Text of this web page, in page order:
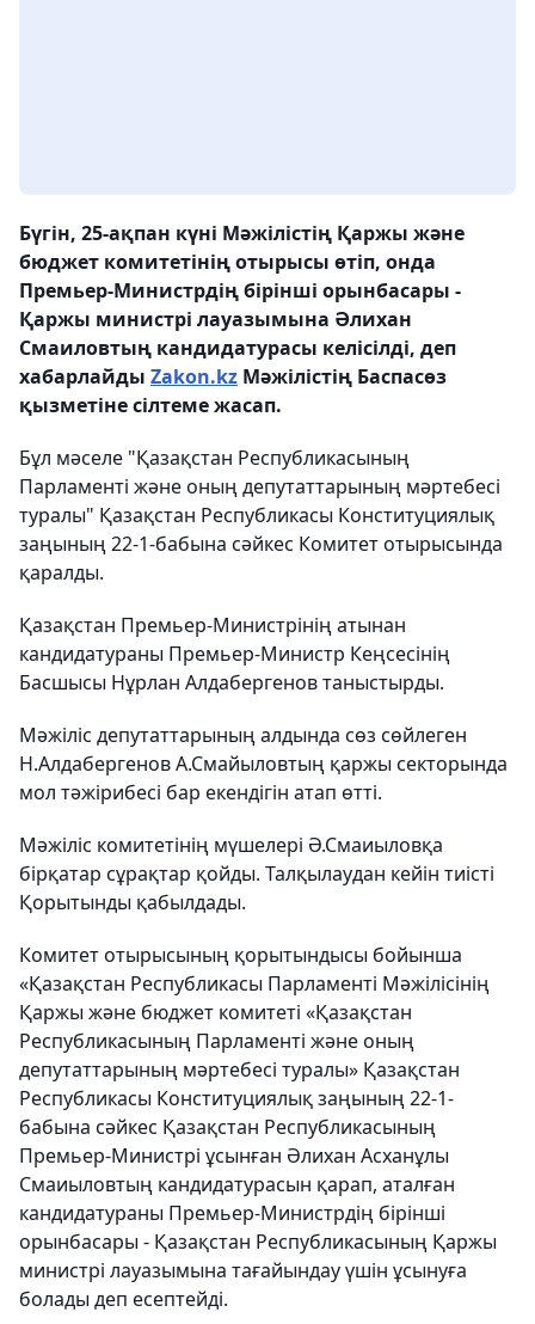
Бүгін, 25-ақпан күні Мәжілістің Қаржы және
бюджет комитетінің отырысы өтіп, онда
Премьер-Министрдің бірінші орынбасары -
Қаржы министрі лауазымына Әлихан
Смаиловтың кандидатурасы келісілді, деп
хабарлайды Zakon.kz Мәжілістің Баспасөз
қызметіне сілтеме жасап.
Бұл мәселе "Қазақстан Республикасының
Парламенті және оның депутаттарының мәртебесі
туралы" Қазақстан Республикасы Конституциялық
заңының 22-1-бабына сәйкес Комитет отырысында
қаралды.
Қазақстан Премьер-Министрінің атынан
кандидатураны Премьер-Министр Кеңсесінің
Басшысы Нұрлан Алдабергенов таныстырды.
Мәжіліс депутаттарының алдында сөз сөйлеген
Н.Алдабергенов А.Смайыловтың қаржы секторында
мол тәжірибесі бар екендігін атап өтті.
Мәжіліс комитетінің мүшелері Ә.Смаиыловқа
бірқатар сұрақтар қойды. Талқылаудан кейін тиісті
Қорытынды қабылдады.
Комитет отырысының қорытындысы бойынша
«Қазақстан Республикасы Парламенті Мәжілісінің
Қаржы және бюджет комитеті «Қазақстан
Республикасының Парламенті және оның
депутаттарының мәртебесі туралы» Қазақстан
Республикасы Конституциялық заңының 22-1-
бабына сәйкес Қазақстан Республикасының
Премьер-Министрі ұсынған Әлихан Асханұлы
Смаиыловтың кандидатурасын қарап, аталған
кандидатураны Премьер-Министрдің бірінші
орынбасары - Қазақстан Республикасының Қаржы
министрі лауазымына тағайындау үшін ұсынуға
болады деп есептейді.